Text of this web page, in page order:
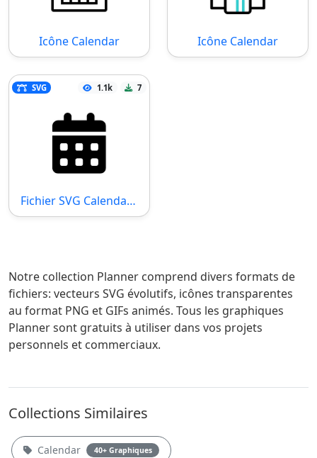
Icône Calendar Icône Calendar
SVG 1.1k 7
Fichier SVG Calendar Days
Notre collection Planner comprend divers formats de
fichiers: vecteurs SVG évolutifs, icônes transparentes
au format PNG et GIFs animés. Tous les graphiques
Planner sont gratuits à utiliser dans vos projets
personnels et commerciaux.
Collections Similaires
Calendar 40+ Graphiques